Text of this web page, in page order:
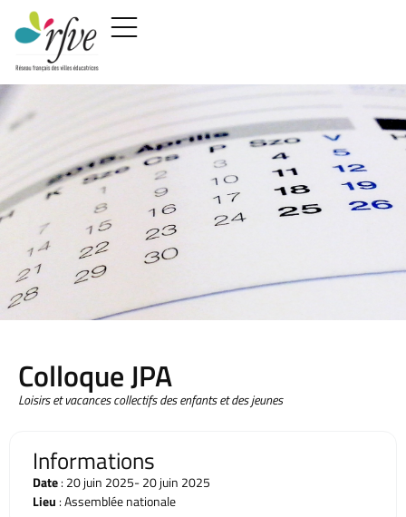
Colloque JPA
Loisirs et vacances collectifs des enfants et des jeunes
Informations
Date: 20 juin 2025- 20 juin 2025
Lieu : Assemblée nationale